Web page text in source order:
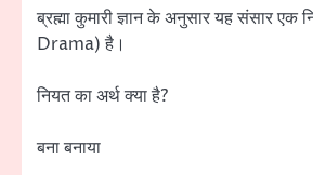
ब्रह्मा कुमारी ज्ञान के अनुसार यह संसार
Drama) है।
नियत का अर्थ क्या है?
बना बनाया